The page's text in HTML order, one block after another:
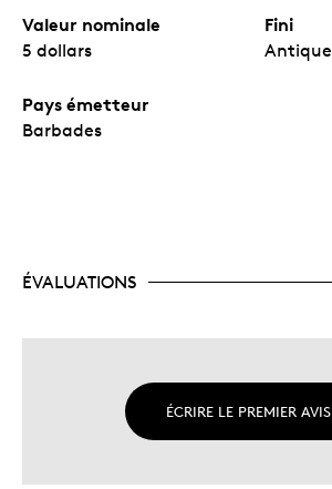
Valeur nominale
5 dollars
Fini
Antique
Pays émetteur
Barbades
ÉVALUATIONS
ÉCRIRE LE PREMIER AVIS